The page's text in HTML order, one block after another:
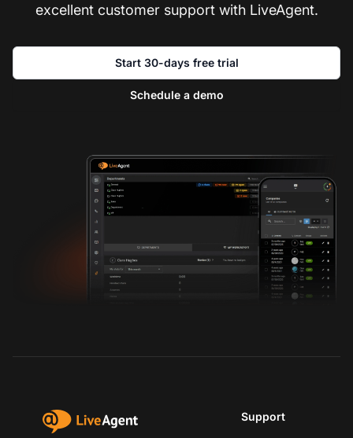
excellent customer support with LiveAgent.
Start 30-days free trial
Schedule a demo
Support